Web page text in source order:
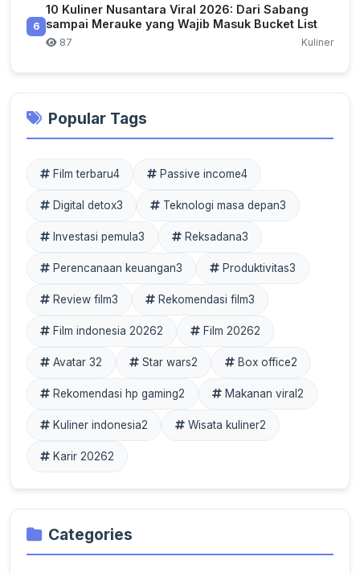
6
10 Kuliner Nusantara Viral 2026: Dari Sabang
sampai Merauke yang Wajib Masuk Bucket List
87 Kuliner
Popular Tags
Film terbaru4 Passive income4
Digital detox3 Teknologi masa depan3
Investasi pemula3 Reksadana3
Perencanaan keuangan3 Produktivitas3
Review film3 Rekomendasi film3
Film indonesia 20262 Film 20262
Avatar 32 Star wars2 Box office2
Rekomendasi hp gaming2 Makanan viral 2
Kuliner indonesia2 Wisata kuliner2
Karir 20262
Categories